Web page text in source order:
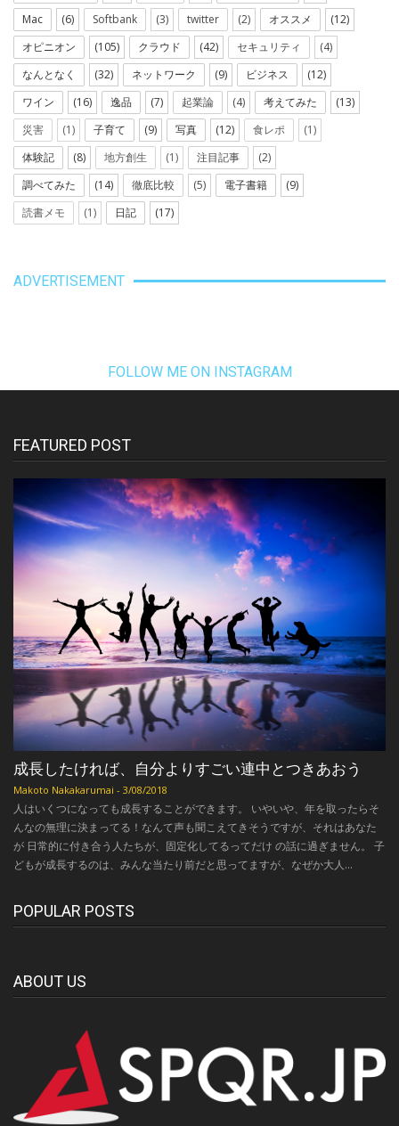
Mac
(6) Softbank (3) twitter (2) オススメ
(12)
オピニオン
(105) クラウド (42) セキュリティ
(4)
なんとなく
(32) ネットワーク (9) ビジネス
(12)
ワイン
(16) 逸品 (7) 起業論 (4) 考えてみた
(13)
災害
(1) 子育て (9) 写真 (12) 食レポ
(1)
体験記
(8) 地方創生 (1) 注目記事
(2)
調べてみた
(14) 徹底比較 (5) 電子書籍
(9)
読書メモ
(1) 日記 (17)
ADVERTISEMENT
FOLLOW ME ON INSTAGRAM
FEATURED POST
成長したければ、自分よりすごい連中とつきあおう
Makoto Nakakarumai - 3/08/2018
人はいくつになっても成長することができます。 いやいや、年を取ったらそ
んなの無理に決まってる！なんて声も聞こえてきそうですが、それはあなた
が 日常的に付き合う人たちが、固定化してるってだけ の話に過ぎません。 子
どもが成長するのは、みんな当たり前だと思ってますが、なぜか大人...
POPULAR POSTS
ABOUT US